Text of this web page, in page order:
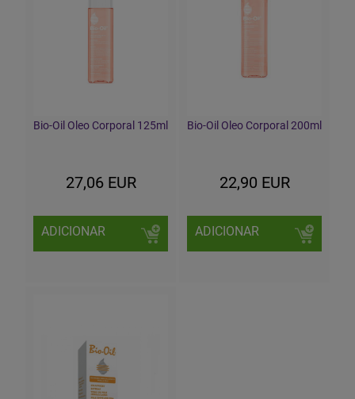
Bio-Oil Oleo Corporal 125ml
27,06 EUR
ADICIONAR
Bio-Oil Oleo Corporal 200ml
22,90 EUR
ADICIONAR